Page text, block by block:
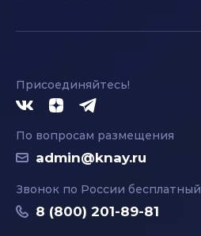
Присоединяйтесь!
По вопросам размещения
admin@knay.ru
Звонок по России бесплатный
8 (800) 201-89-81